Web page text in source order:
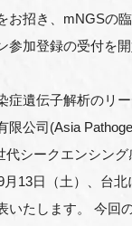
お招き、mNGSの
参加登録の受付を開
症遺伝子解析のリ
限公司(Asia
代シークエンシング
月13日（土）、台
いたします。 今回